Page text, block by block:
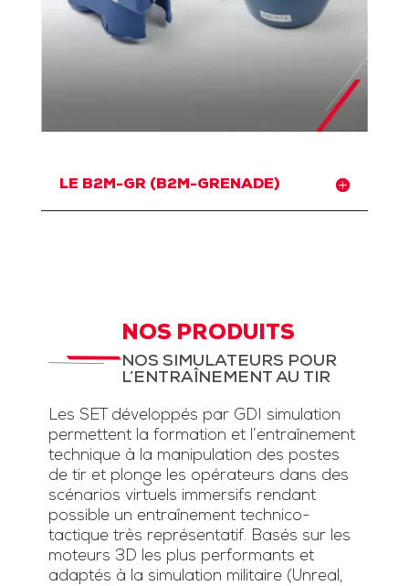
LE B2M-GR (B2M-GRENADE)
NOS PRODUITS
NOS SIMULATEURS POUR
L’ENTRAÎNEMENT AU TIR
Les SET développés par GDI simulation
permettent la formation et l’entraînement
technique à la manipulation des postes
de tir et plonge les opérateurs dans des
scénarios virtuels immersifs rendant
possible un entraînement technico-
tactique très représentatif. Basés sur les
moteurs 3D les plus performants et
adaptés à la simulation militaire (Unreal,